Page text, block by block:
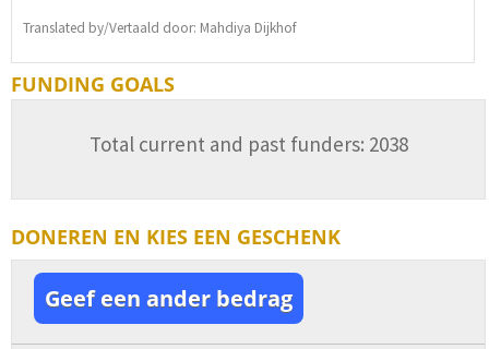
Translated by/Vertaald door: Mahdiya Dijkhof
FUNDING GOALS
Total current and past funders: 2038
DONEREN EN KIES EEN GESCHENK
Geef een ander bedrag